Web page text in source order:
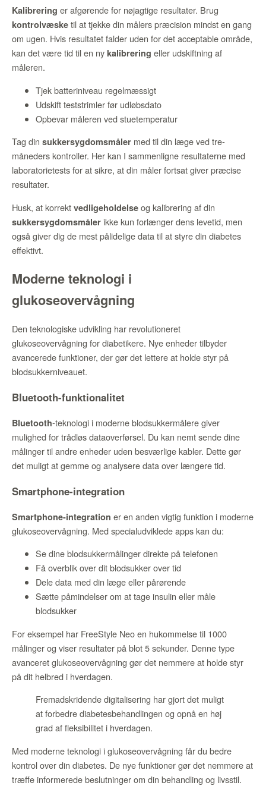
Kalibrering er afgørende for nøjagtige resultater. Brug
kontrolvæske til at tjekke din målers præcision mindst en gang
om ugen. Hvis resultatet falder uden for det acceptable område,
kan det være tid til en ny kalibrering eller udskiftning af
måleren.
Tjek batteriniveau regelmæssigt
Udskift teststrimler før udløbsdato
Opbevar måleren ved stuetemperatur
Tag din sukkersygdomsmåler med til din læge ved tre-
måneders kontroller. Her kan I sammenligne resultaterne med
laboratorietests for at sikre, at din måler fortsat giver præcise
resultater.
Husk, at korrekt vedligeholdelse og kalibrering af din
sukkersygdomsmåler ikke kun forlænger dens levetid, men
også giver dig de mest pålidelige data til at styre din diabetes
effektivt.
Moderne teknologi i
glukoseovervågning
Den teknologiske udvikling har revolutioneret
glukoseovervågning for diabetikere. Nye enheder tilbyder
avancerede funktioner, der gør det lettere at holde styr på
blodsukkerniveauet.
Bluetooth-funktionalitet
Bluetooth-teknologi i moderne blodsukkermålere giver
mulighed for trådløs dataoverførsel. Du kan nemt sende dine
målinger til andre enheder uden besværlige kabler. Dette gør
det muligt at gemme og analysere data over længere tid.
Smartphone-integration
Smartphone-integration er en anden vigtig funktion i moderne
glukoseovervågning. Med specialudviklede apps kan du:
Se dine blodsukkermålinger direkte på telefonen
Få overblik over dit blodsukker over tid
Dele data med din læge eller pårørende
Sætte påmindelser om at tage insulin eller måle
blodsukker
For eksempel har FreeStyle Neo en hukommelse til 1000
målinger og viser resultater på blot 5 sekunder. Denne type
avanceret glukoseovervågning gør det nemmere at holde styr
på dit helbred i hverdagen.
Fremadskridende digitalisering har gjort det muligt
at forbedre diabetesbehandlingen og opnå en høj
grad af fleksibilitet i hverdagen.
Med moderne teknologi i glukoseovervågning får du bedre
kontrol over din diabetes. De nye funktioner gør det nemmere at
træffe informerede beslutninger om din behandling og livsstil.